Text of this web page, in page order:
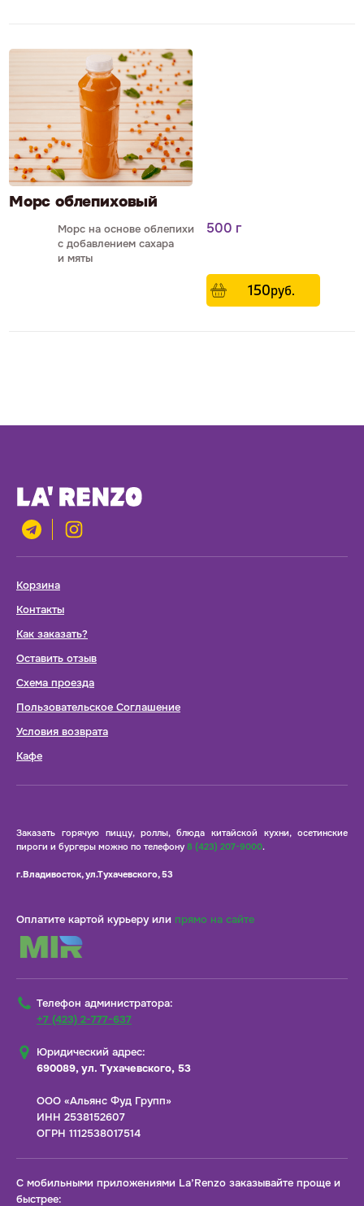
Морс облепиховый
500 г
Морс на основе облепихи
с добавлением сахара
и мяты
150руб.
Корзина
Контакты
Как заказать?
Оставить отзыв
Схема проезда
Пользовательское Соглашение
Условия возврата
Кафе
Телефон администратора:
+7 (423) 2-777-637
Юридический адрес:
690089, ул. Тухачевского, 53
ООО «Альянс Фуд Групп»
ИНН 2538152607
ОГРН 1112538017514
Заказать горячую пиццу, роллы, блюда китайской кухни, осетинские
пироги и бургеры можно по телефону 8 (423) 207-9000.
г.Владивосток, ул.Тухачевского, 53
Оплатите картой курьеру или прямо на сайте
С мобильными приложениями La’Renzo заказывайте проще и
быстрее: